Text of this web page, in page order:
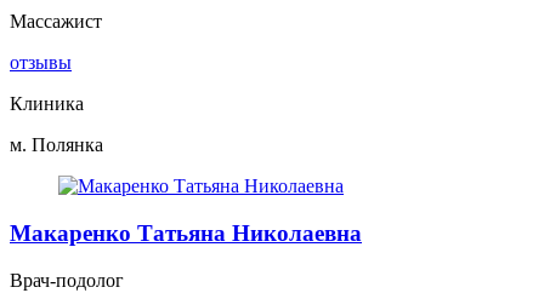
Массажист
отзывы
Клиника
м. Полянка
Макаренко Татьяна Николаевна
Врач-подолог